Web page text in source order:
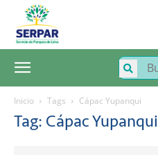
SERPAR
Servicio
de
Parques
Inicio Tags Cápac Yupanqui
Tag: Cápac Yupanqui